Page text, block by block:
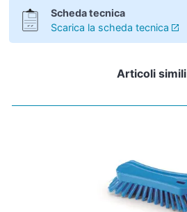
Scheda tecnica
Scarica la scheda tecnica
Articoli simili